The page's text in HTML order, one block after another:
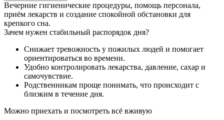
Вечерние гигиенические процедуры, помощь персонала,
приём лекарств и создание спокойной обстановки для
крепкого сна.
Зачем нужен стабильный распорядок дня?
Снижает тревожность у пожилых людей и помогает
ориентироваться во времени.
Удобно контролировать лекарства, давление, сахар и
самочувствие.
Родственникам проще понимать, что происходит с
близким в течение дня.
Можно приехать и посмотреть всё вживую